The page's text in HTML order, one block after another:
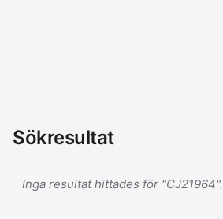
Sökresultat
Inga resultat hittades för "CJ21964".